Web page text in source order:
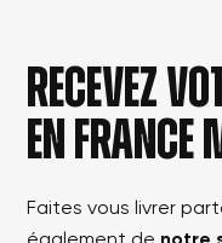
Recevez
en france
Faites vous livrer
également de notre